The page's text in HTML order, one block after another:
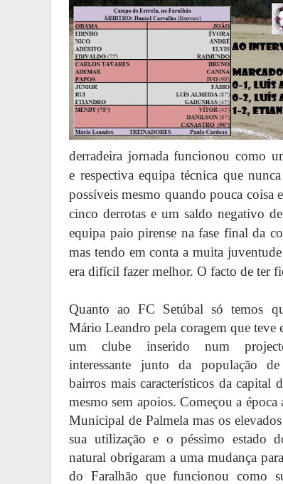
derradeira jornada funcionou como
e respectiva equipa técnica que
possíveis mesmo quando pouca coisa
cinco derrotas e um saldo negativo
equipa paio pirense na fase final da
mas tendo em conta a muita
era difícil fazer melhor. O facto de ter
Quanto ao FC Setúbal só temos
Mário Leandro pela coragem que teve
um clube inserido num
interessante junto da população
bairros mais característicos da capital
mesmo sem apoios. Começou a época
Municipal de Palmela mas os
sua utilização e o péssimo estado
natural obrigaram a uma mudança
do Faralhão que funcionou como